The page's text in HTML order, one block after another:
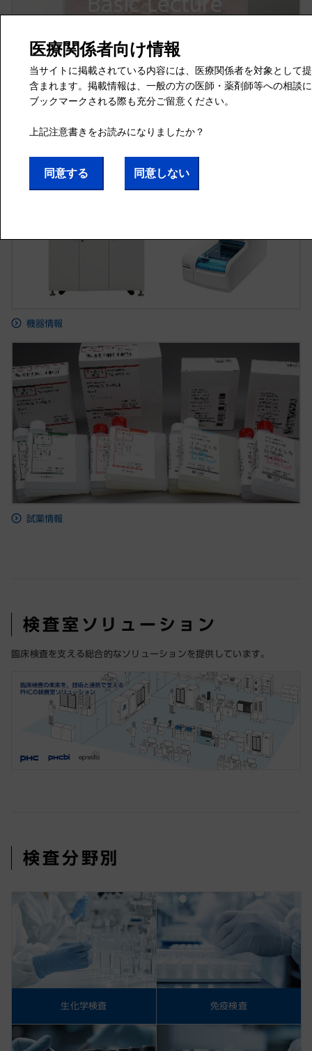
Basic Lecture
機器情報
試薬情報
検査室ソリューション
臨床検査を支える総合的なソリューションを提供しています。
検査分野別
生化学検査 免疫検査